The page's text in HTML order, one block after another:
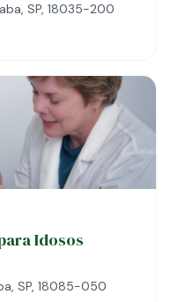
SP, 18035-200
Idosos
SP, 18085-050